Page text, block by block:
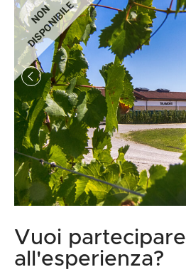
NON
DISPONIBILE
Vuoi partecipare
all'esperienza?